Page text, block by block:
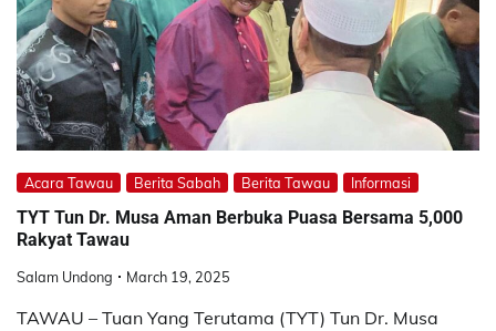
Acara Tawau Berita Sabah Berita Tawau Informasi
TYT Tun Dr. Musa Aman Berbuka Puasa Bersama 5,000
Rakyat Tawau
Salam Undong March 19, 2025
TAWAU – Tuan Yang Terutama (TYT) Tun Dr. Musa